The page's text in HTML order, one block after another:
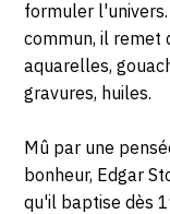
formuler
commun, il remet
aquarelles,
gravures, huiles.
Mû par une
bonheur, Edgar
qu'il baptise dès